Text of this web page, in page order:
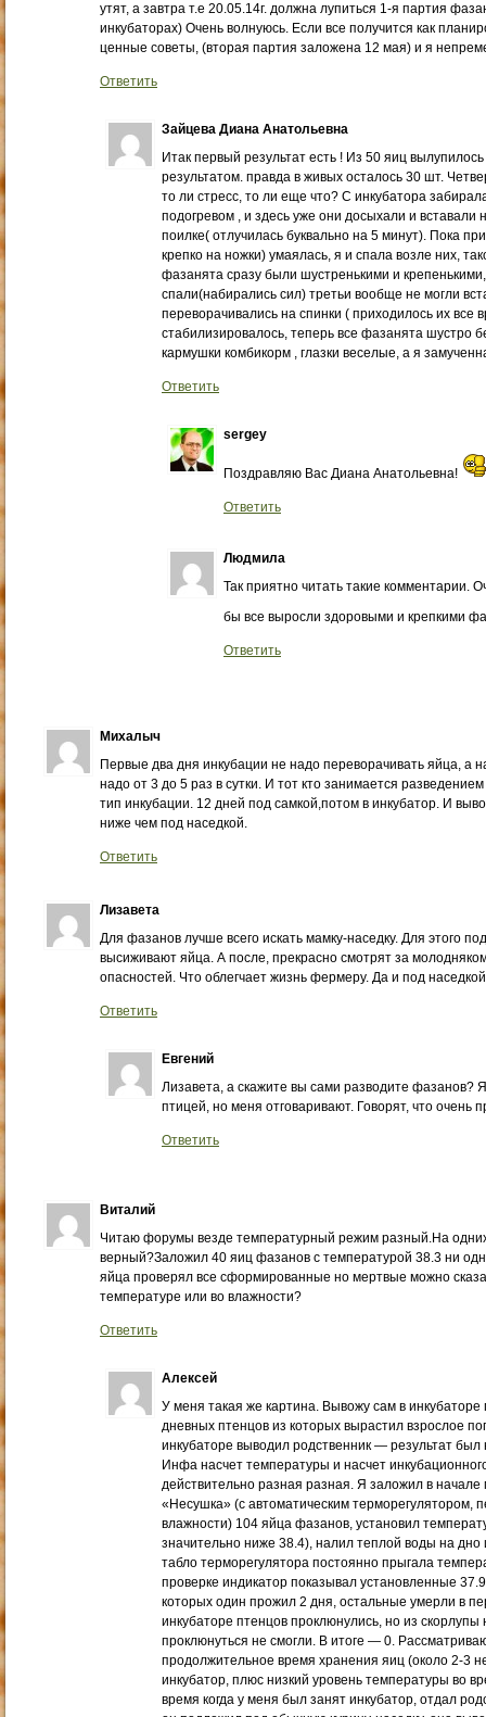
утят, а завтра т.е 20.05.14г. должна лупиться 1-я партия
инкубаторах) Очень волнуюсь. Если все получится как
ценные советы, (вторая партия заложена 12 мая) и я
Ответить
Зайцева Диана Анатольевна
Итак первый результат есть ! Из 50 яиц
результатом. правда в живых осталось 30 шт.
то ли стресс, то ли еще что? С инкубатора
подогревом , и здесь уже они досыхали и вставали
поилке( отлучилась буквально на 5 минут). Пока
крепко на ножки) умаялась, я и спала возле них,
фазанята сразу были шустренькими и
спали(набирались сил) третьи вообще не могли
переворачивались на спинки ( приходилось их все
стабилизировалось, теперь все фазанята шустро
кармушки комбикорм , глазки веселые, а я
Ответить
sergey
Поздравляю Вас Диана Анатольевна!
Ответить
Людмила
Так приятно читать такие комментарии.
бы все выросли здоровыми и крепкими
Ответить
Михалыч
Первые два дня инкубации не надо переворачивать яйца, а
надо от 3 до 5 раз в сутки. И тот кто занимается
тип инкубации. 12 дней под самкой,потом в инкубатор. И
ниже чем под наседкой.
Ответить
Лизавета
Для фазанов лучше всего искать мамку-наседку. Для этого
высиживают яйца. А после, прекрасно смотрят за
опасностей. Что облегчает жизнь фермеру. Да и под
Ответить
Евгений
Лизавета, а скажите вы сами разводите фазанов?
птицей, но меня отговаривают. Говорят, что очень
Ответить
Виталий
Читаю форумы везде температурный режим разный.На
верный?Заложил 40 яиц фазанов с температурой 38.3 ни
яйца проверял все сформированные но мертвые можно
температуре или во влажности?
Ответить
Алексей
У меня такая же картина. Вывожу сам в
дневных птенцов из которых вырастил взрослое
инкубаторе выводил родственник — результат
Инфа насчет температуры и насчет
действительно разная разная. Я заложил в начале
«Несушка» (с автоматическим терморегулятором,
влажности) 104 яйца фазанов, установил
значительно ниже 38.4), налил теплой воды на
табло терморегулятора постоянно прыгала
проверке индикатор показывал установленные
которых один прожил 2 дня, остальные умерли в
инкубаторе птенцов проклюнулись, но из
проклюнуться не смогли. В итоге — 0.
продолжительное время хранения яиц (около 2-3
инкубатор, плюс низкий уровень температуры во
время когда у меня был занят инкубатор, отдал